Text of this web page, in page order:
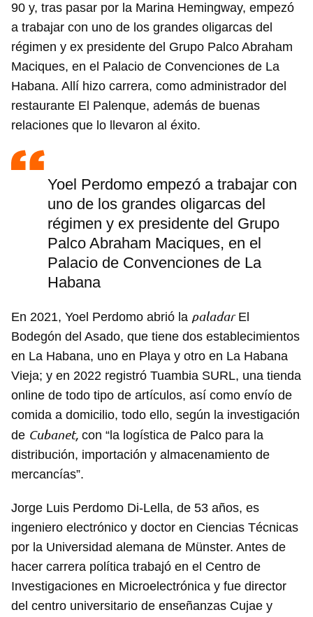
90 y, tras pasar por la Marina Hemingway, empezó
a trabajar con uno de los grandes oligarcas del
régimen y ex presidente del Grupo Palco Abraham
Maciques, en el Palacio de Convenciones de La
Habana. Allí hizo carrera, como administrador del
restaurante El Palenque, además de buenas
relaciones que lo llevaron al éxito.
Yoel Perdomo empezó a trabajar con
uno de los grandes oligarcas del
régimen y ex presidente del Grupo
Palco Abraham Maciques, en el
Palacio de Convenciones de La
Habana
En 2021, Yoel Perdomo abrió la paladarEl
Bodegón del Asado, que tiene dos establecimientos
en La Habana, uno en Playa y otro en La Habana
Vieja; y en 2022 registró Tuambia SURL, una tienda
online de todo tipo de artículos, así como envío de
comida a domicilio, todo ello, según la investigación
de Cubanet, con “la logística de Palco para la
distribución, importación y almacenamiento de
mercancías”.
Jorge Luis Perdomo Di-Lella, de 53 años, es
ingeniero electrónico y doctor en Ciencias Técnicas
por la Universidad alemana de Münster. Antes de
hacer carrera política trabajó en el Centro de
Investigaciones en Microelectrónica y fue director
del centro universitario de enseñanzas Cujae y